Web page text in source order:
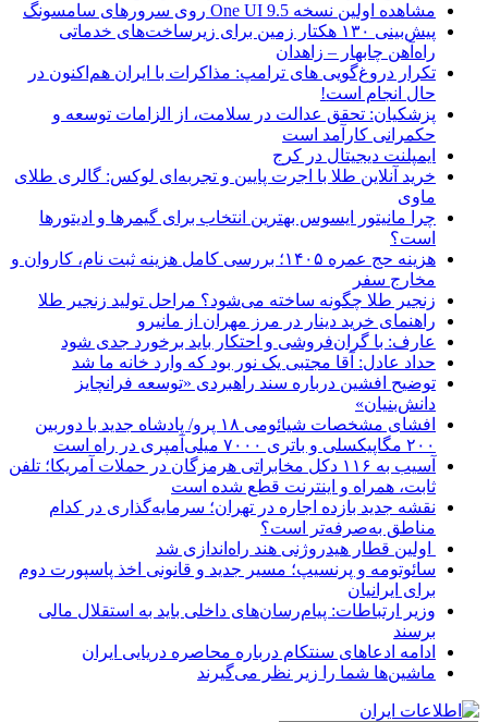
مشاهده اولین نسخه One UI 9.5 روی سرورهای سامسونگ
پیش‌بینی ۱۳۰ هکتار زمین برای زیرساخت‌های خدماتی
راه‌آهن چابهار – زاهدان
تکرار دروغ‌گویی های ترامپ: مذاکرات با ایران هم‌اکنون در
حال انجام است!
پزشکیان: تحقق عدالت در سلامت، از الزامات توسعه و
حکمرانی کارآمد است
ایمپلنت دیجیتال در کرج
خرید آنلاین طلا با اجرت پایین و تجربه‌ای لوکس: گالری طلای
ماوی
چرا مانیتور ایسوس بهترین انتخاب برای گیمرها و ادیتورها
است؟
هزینه حج عمره ۱۴۰۵؛ بررسی کامل هزینه ثبت نام، کاروان و
مخارج سفر
زنجیر طلا چگونه ساخته می‌شود؟ مراحل تولید زنجیر طلا
راهنمای خرید دینار در مرز مهران از مانیرو
عارف: با گران‌فروشی و احتکار باید برخورد جدی شود
حداد عادل: آقا مجتبی یک نور بود که وارد خانه ما شد
توضیح افشین درباره سند راهبردی «توسعه فرانچایز
دانش‌بنیان»
افشای مشخصات شیائومی ۱۸ پرو/ پادشاه جدید با دوربین
۲۰۰ مگاپیکسلی و باتری ۷۰۰۰ میلی‌آمپری در راه است
آسیب به ۱۱۶ دکل مخابراتی هرمزگان در حملات آمریکا؛ تلفن
ثابت، همراه و اینترنت ‌قطع شده است
نقشه جدید بازده اجاره در تهران؛ سرمایه‌گذاری در کدام
مناطق به‌صرفه‌تر است؟
اولین قطار هیدروژنی هند راه‌اندازی شد
سائوتومه و پرنسیپ؛ مسیر جدید و قانونی اخذ پاسپورت دوم
برای ایرانیان
وزیر ارتباطات: پیام‌رسان‌های داخلی باید به استقلال مالی
برسند
ادامه ادعاهای سنتکام درباره محاصره دریایی ایران
ماشین‌ها شما را زیر نظر می‌گیرند